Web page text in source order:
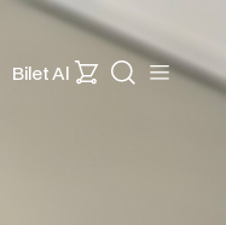
Bilet Al